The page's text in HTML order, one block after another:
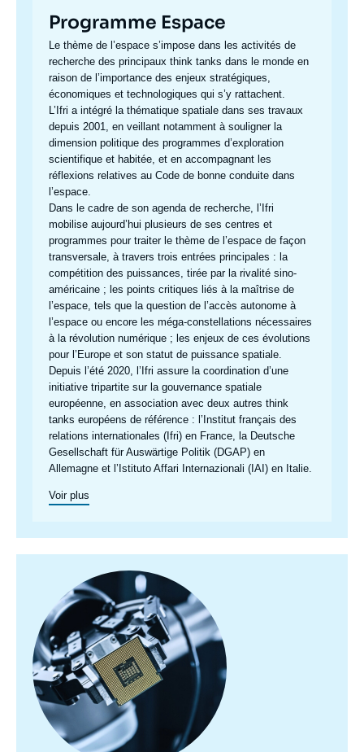
Programme Espace
Accroche
centre
Le thème de l’espace s’impose dans les activités de
recherche des principaux think tanks dans le monde en
raison de l’importance des enjeux stratégiques,
économiques et technologiques qui s’y rattachent.
L’Ifri a intégré la thématique spatiale dans ses travaux
depuis 2001, en veillant notamment à souligner la
dimension politique des programmes d’exploration
scientifique et habitée, et en accompagnant les
réflexions relatives au Code de bonne conduite dans
l’espace.
Dans le cadre de son agenda de recherche, l’Ifri
mobilise aujourd’hui plusieurs de ses centres et
programmes pour traiter le thème de l’espace de façon
transversale, à travers trois entrées principales : la
compétition des puissances, tirée par la rivalité sino-
américaine ; les points critiques liés à la maîtrise de
l’espace, tels que la question de l’accès autonome à
l’espace ou encore les méga-constellations nécessaires
à la révolution numérique ; les enjeux de ces évolutions
pour l’Europe et son statut de puissance spatiale.
Depuis l’été 2020, l’Ifri assure la coordination d’une
initiative tripartite sur la gouvernance spatiale
européenne, en association avec deux autres think
tanks européens de référence : l’Institut français des
relations internationales (Ifri) en France, la Deutsche
Gesellschaft für Auswärtige Politik (DGAP) en
Allemagne et l’Istituto Affari Internazionali (IAI) en Italie.
Voir plus
principale